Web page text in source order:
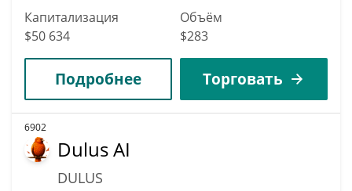
Капитализация
$50 634
Объём
$283
Подробнее Торговать
6902
Dulus AI
DULUS